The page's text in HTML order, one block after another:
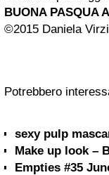
BUONA PASQUA
©2015 Daniela
Potrebbero
sexy pulp
Make up look –
Empties #35